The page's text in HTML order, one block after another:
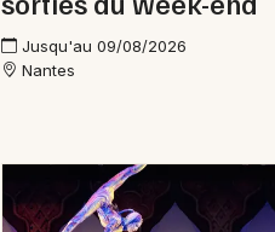
Magazine
Jusqu'au 09/08/2026
Nantes